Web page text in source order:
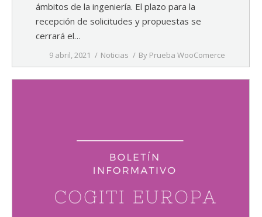
ámbitos de la ingeniería. El plazo para la
recepción de solicitudes y propuestas se
cerrará el…
9 abril, 2021 Noticias By Prueba WooComerce